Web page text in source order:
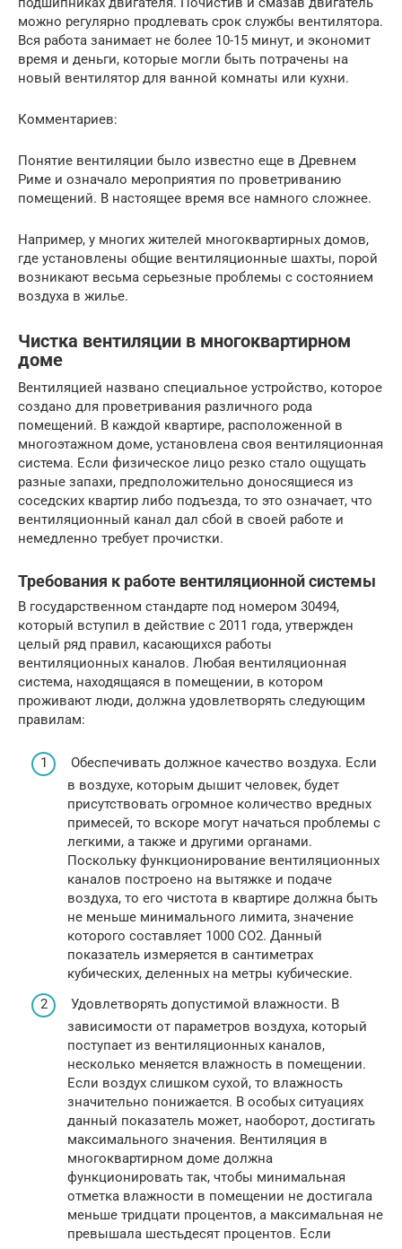
можно регулярно продлевать срок службы вентилятора.
Вся работа занимает не более 10-15 минут, и экономит
время и деньги, которые могли быть потрачены на
новый вентилятор для ванной комнаты или кухни.
Комментариев:
Понятие вентиляции было известно еще в Древнем
Риме и означало мероприятия по проветриванию
помещений. В настоящее время все намного сложнее.
Например, у многих жителей многоквартирных домов,
где установлены общие вентиляционные шахты, порой
возникают весьма серьезные проблемы с состоянием
воздуха в жилье.
Чистка вентиляции в многоквартирном
доме
Вентиляцией названо специальное устройство, которое
создано для проветривания различного рода
помещений. В каждой квартире, расположенной в
многоэтажном доме, установлена своя вентиляционная
система. Если физическое лицо резко стало ощущать
разные запахи, предположительно доносящиеся из
соседских квартир либо подъезда, то это означает, что
вентиляционный канал дал сбой в своей работе и
немедленно требует прочистки.
Требования к работе вентиляционной системы
В государственном стандарте под номером 30494,
который вступил в действие с 2011 года, утвержден
целый ряд правил, касающихся работы
вентиляционных каналов. Любая вентиляционная
система, находящаяся в помещении, в котором
проживают люди, должна удовлетворять следующим
правилам:
Обеспечивать должное качество воздуха. Если
в воздухе, которым дышит человек, будет
присутствовать огромное количество вредных
примесей, то вскоре могут начаться проблемы с
легкими, а также и другими органами.
Поскольку функционирование вентиляционных
каналов построено на вытяжке и подаче
воздуха, то его чистота в квартире должна быть
не меньше минимального лимита, значение
которого составляет 1000 СО2. Данный
показатель измеряется в сантиметрах
кубических, деленных на метры кубические.
Удовлетворять допустимой влажности. В
зависимости от параметров воздуха, который
поступает из вентиляционных каналов,
несколько меняется влажность в помещении.
Если воздух слишком сухой, то влажность
значительно понижается. В особых ситуациях
данный показатель может, наоборот, достигать
максимального значения. Вентиляция в
многоквартирном доме должна
функционировать так, чтобы минимальная
отметка влажности в помещении не достигала
меньше тридцати процентов, а максимальная не
превышала шестьдесят процентов. Если